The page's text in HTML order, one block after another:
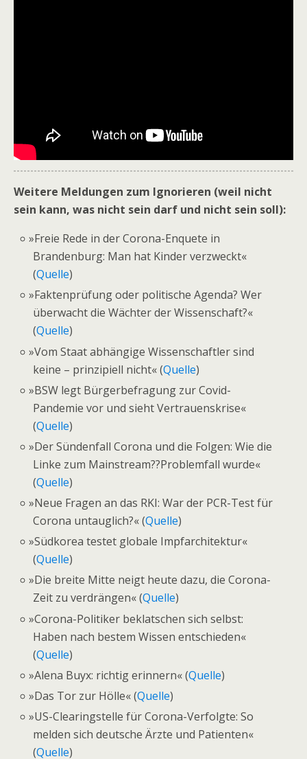
Weitere Meldungen zum Ignorieren (weil nicht
sein kann, was nicht sein darf und nicht sein soll):
»Freie Rede in der Corona-Enquete in
Brandenburg: Man hat Kinder verzweckt«
(Quelle)
»Faktenprüfung oder politische Agenda? Wer
überwacht die Wächter der Wissenschaft?«
(Quelle)
»Vom Staat abhängige Wissenschaftler sind
keine – prinzipiell nicht« (Quelle)
»BSW legt Bürgerbefragung zur Covid-
Pandemie vor und sieht Vertrauenskrise«
(Quelle)
»Der Sündenfall Corona und die Folgen: Wie die
Linke zum Mainstream??Problemfall wurde«
(Quelle)
»Neue Fragen an das RKI: War der PCR-Test für
Corona untauglich?« (Quelle)
»Südkorea testet globale Impfarchitektur«
(Quelle)
»Die breite Mitte neigt heute dazu, die Corona-
Zeit zu verdrängen« (Quelle)
»Corona-Politiker beklatschen sich selbst:
Haben nach bestem Wissen entschieden«
(Quelle)
»Alena Buyx: richtig erinnern« (Quelle)
»Das Tor zur Hölle« (Quelle)
»US-Clearingstelle für Corona-Verfolgte: So
melden sich deutsche Ärzte und Patienten«
(Quelle)